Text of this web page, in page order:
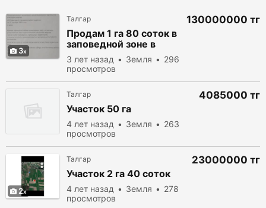
3
Талгар
Продам 1 га 80 соток в
заповедной зоне в
Талгаре
3 лет назад Земля
296
просмотров
130000000 тг
Талгар
Участок 50 га
4 лет назад Земля
263
просмотров
4085000 тг
2
Талгар
Участок 2 га 40 соток
4 лет назад Земля
278
просмотров
23000000 тг